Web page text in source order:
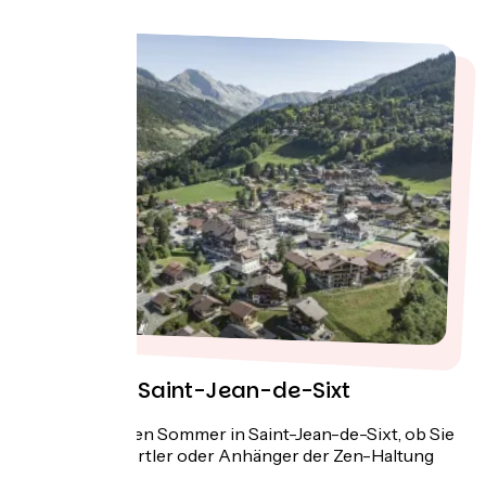
Sommer in Saint-Jean-de-Sixt
Wählen Sie Ihren Sommer in Saint-Jean-de-Sixt, ob Sie
nun große Sportler oder Anhänger der Zen-Haltung